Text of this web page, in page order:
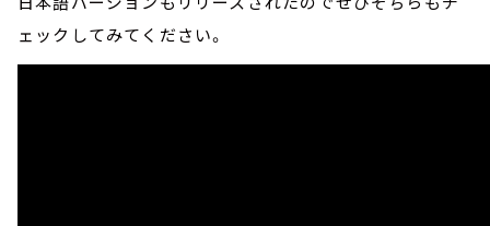
ェックしてみてください。